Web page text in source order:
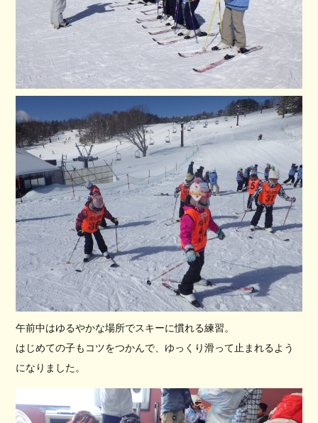
午前中はゆるやかな場所でスキーに慣れる練習。
はじめての子もコツをつかんで、ゆっくり滑って止まれるよう
になりました。